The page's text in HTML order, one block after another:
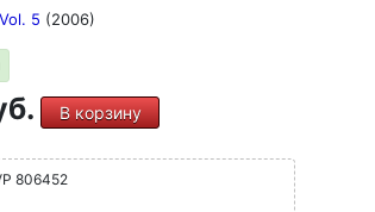
5 (2006)
В корзину
806452